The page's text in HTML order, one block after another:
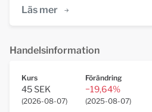
Läs mer
Handelsinformation
Kurs
45 SEK
(2026-08-07)
Förändring
−19,64%
(2025-08-07)